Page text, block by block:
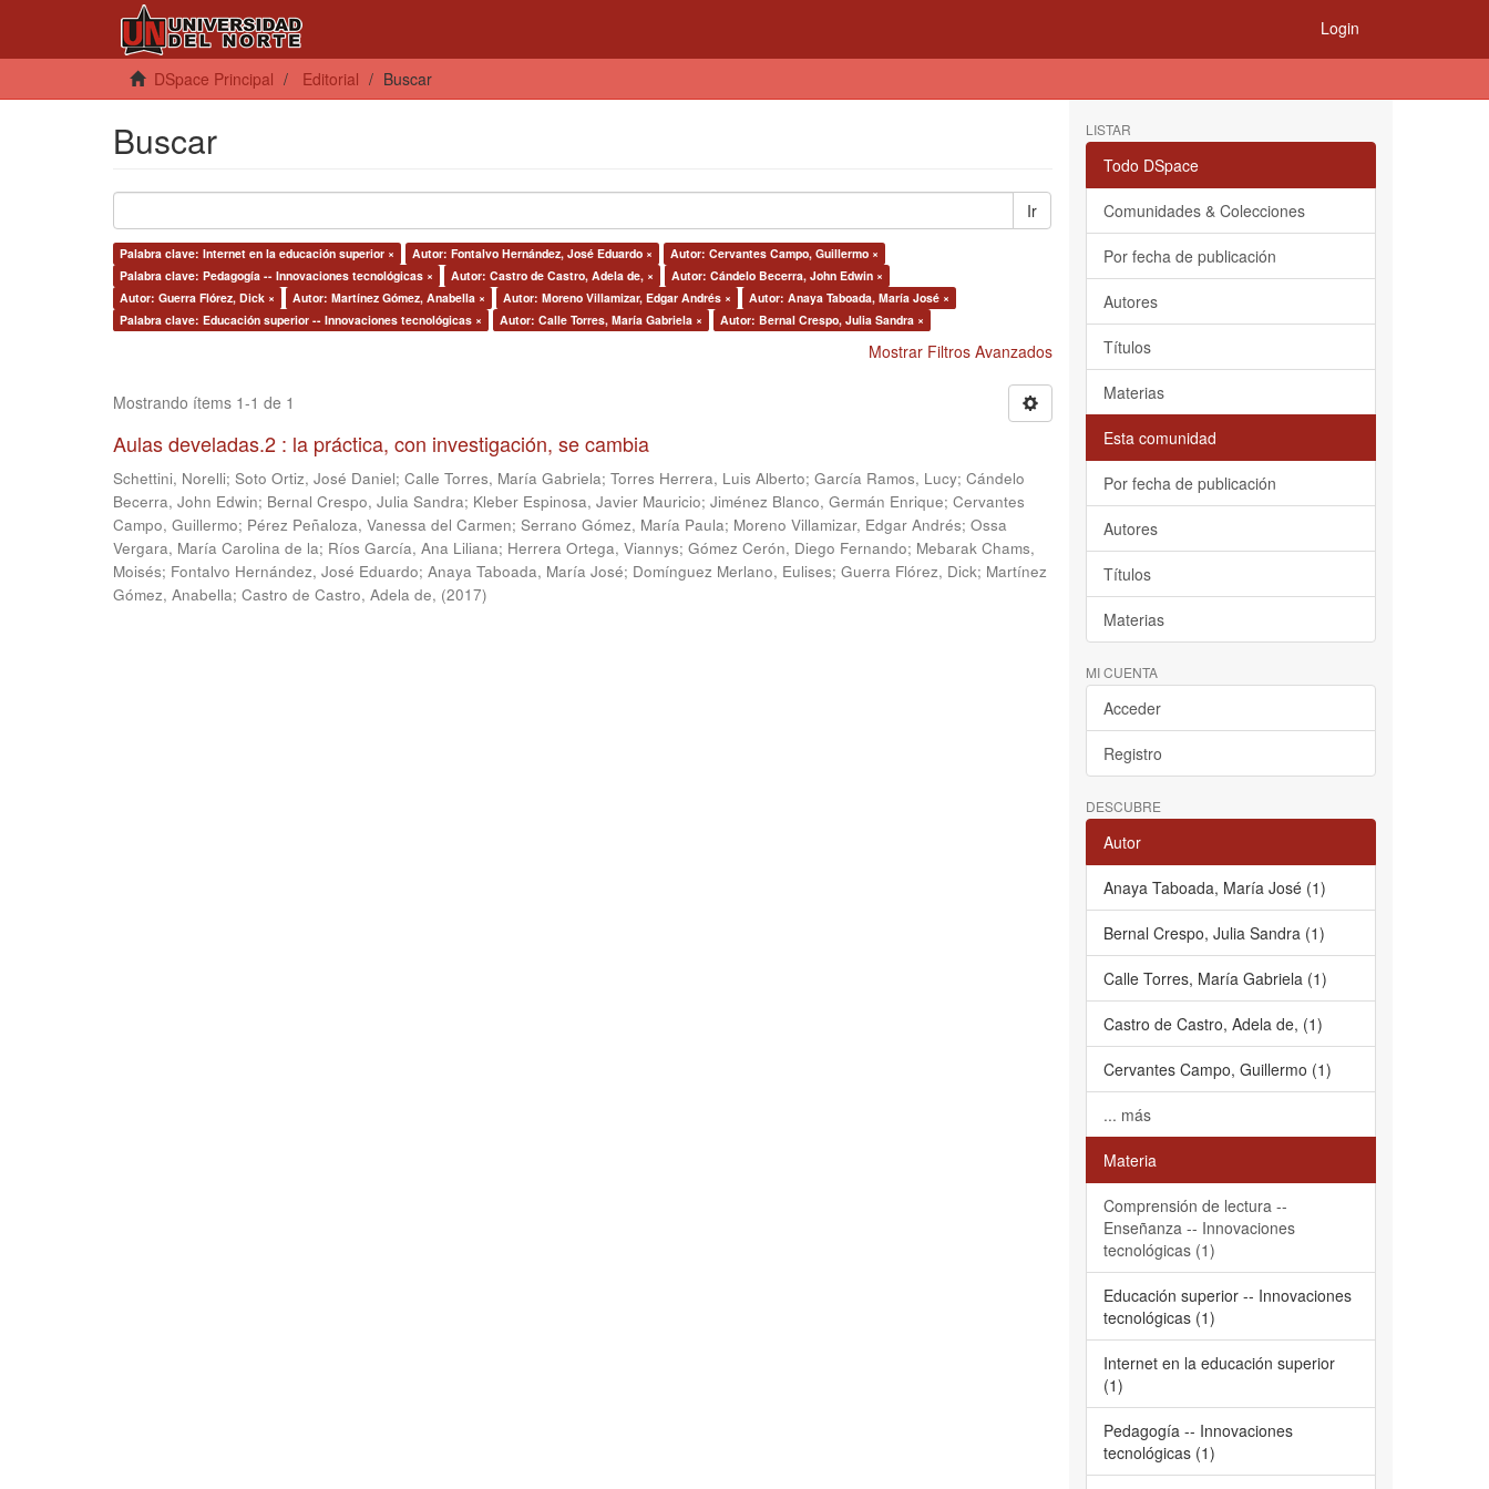
Login
DSpace Principal Editorial Buscar
Buscar
Ir
Palabra clave: Internet en la educación superior × Autor: Fontalvo Hernández, José Eduardo ×
Autor: Cervantes Campo, Guillermo ×
Palabra clave: Pedagogía -- Innovaciones tecnológicas ×
Autor: Castro de Castro, Adela de, ×
Autor: Cándelo Becerra, John Edwin ×
Autor: Guerra Flórez, Dick ×
Autor: Martínez Gómez, Anabella × Autor: Moreno Villamizar, Edgar Andrés ×
Autor: Anaya Taboada, María José ×
Palabra clave: Educación superior -- Innovaciones tecnológicas ×
Autor: Calle Torres, María Gabriela × Autor: Bernal Crespo, Julia Sandra ×
Mostrar Filtros Avanzados
Mostrando ítems 1-1 de 1
Aulas develadas.2 : la práctica, con investigación, se cambia
Schettini, Norelli; Soto Ortiz, José Daniel; Calle Torres, María Gabriela; Torres Herrera, Luis Alberto; García Ramos, Lucy; Cándelo
Becerra, John Edwin; Bernal Crespo, Julia Sandra; Kleber Espinosa, Javier Mauricio; Jiménez Blanco, Germán Enrique; Cervantes
Campo, Guillermo; Pérez Peñaloza, Vanessa del Carmen; Serrano Gómez, María Paula; Moreno Villamizar, Edgar Andrés; Ossa
Vergara, María Carolina de la; Ríos García, Ana Liliana; Herrera Ortega, Viannys; Gómez Cerón, Diego Fernando; Mebarak Chams,
Moisés; Fontalvo Hernández, José Eduardo; Anaya Taboada, María José; Domínguez Merlano, Eulises; Guerra Flórez, Dick; Martínez
Gómez, Anabella; Castro de Castro, Adela de, (2017)
LISTAR
Todo DSpace
Comunidades & Colecciones
Por fecha de publicación
Autores
Títulos
Materias
Esta comunidad
Por fecha de publicación
Autores
Títulos
Materias
MI CUENTA
Acceder
Registro
DESCUBRE
Autor
Anaya Taboada, María José (1)
Bernal Crespo, Julia Sandra (1)
Calle Torres, María Gabriela (1)
Castro de Castro, Adela de, (1)
Cervantes Campo, Guillermo (1)
... más
Materia
Comprensión de lectura --
Enseñanza -- Innovaciones
tecnológicas (1)
Educación superior -- Innovaciones
tecnológicas (1)
Internet en la educación superior
(1)
Pedagogía -- Innovaciones
tecnológicas (1)